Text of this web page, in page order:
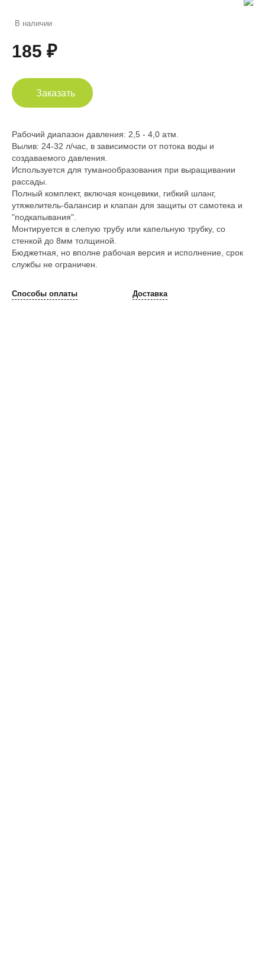
В наличии
185 ₽
Заказать
Рабочий диапазон давления: 2,5 - 4,0 атм.
Вылив: 24-32 л/час, в зависимости от потока воды и
создаваемого давления.
Используется для туманообразования при выращивании
рассады.
Полный комплект, включая концевики, гибкий шланг,
утяжелитель-балансир и клапан для защиты от самотека и
"подкапывания".
Монтируется в слепую трубу или капельную трубку, со
стенкой до 8мм толщиной.
Бюджетная, но вполне рабочая версия и исполнение, срок
службы не ограничен.
Способы оплаты Доставка